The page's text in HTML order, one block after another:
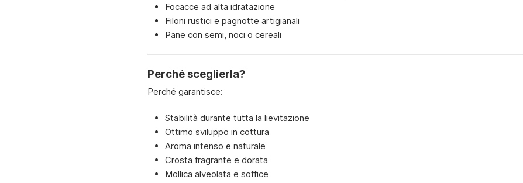
Focacce ad alta idratazione
Filoni rustici e pagnotte artigianali
Pane con semi, noci o cereali
Perché sceglierla?
Perché garantisce:
Stabilità durante tutta la lievitazione
Ottimo sviluppo in cottura
Aroma intenso e naturale
Crosta fragrante e dorata
Mollica alveolata e soffice